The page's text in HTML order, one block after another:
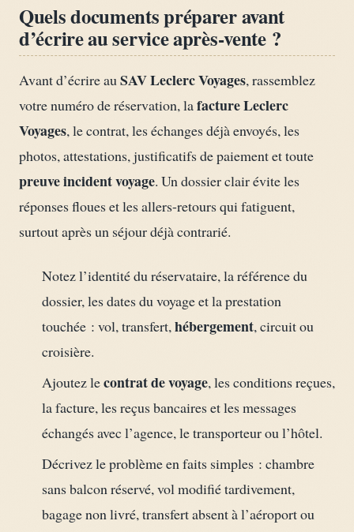
Quels documents préparer avant
d’écrire au service après-vente ?
Avant d’écrire auSAV Leclerc Voyages, rassemblez
votre numéro de réservation, lafacture Leclerc
Voyages, le contrat, les échanges déjà envoyés, les
photos, attestations, justificatifs de paiement et toute
preuve incident voyage. Un dossier clair évite les
réponses floues et les allers-retours qui fatiguent,
surtout après un séjour déjà contrarié.
Notez l’identité du réservataire, la référence du
dossier, les dates du voyage et la prestation
touchée : vol, transfert,hébergement, circuit ou
croisière.
Ajoutez lecontrat de voyage, les conditions reçues,
la facture, les reçus bancaires et les messages
échangés avec l’agence, le transporteur ou l’hôtel.
Décrivez le problème en faits simples : chambre
sans balcon réservé, vol modifié tardivement,
bagage non livré, transfert absent à l’aéroport ou